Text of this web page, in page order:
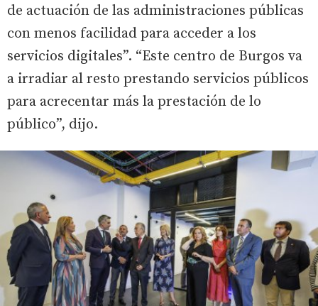
de actuación de las administraciones públicas
con menos facilidad para acceder a los
servicios digitales”. “Este centro de Burgos va
a irradiar al resto prestando servicios públicos
para acrecentar más la prestación de lo
público”, dijo.